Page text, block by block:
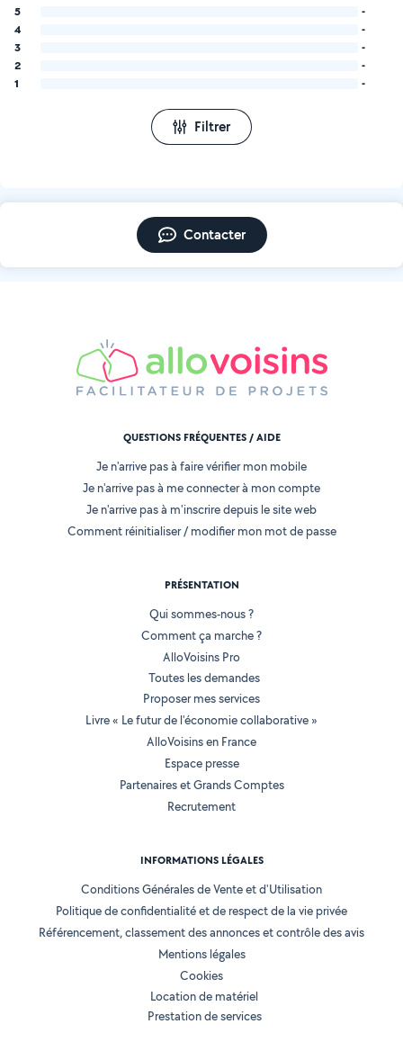
5
-
4
-
3
-
2
-
1
-
Filtrer
Contacter
QUESTIONS FRÉQUENTES / AIDE
Je n'arrive pas à faire vérifier mon mobile
Je n'arrive pas à me connecter à mon compte
Je n'arrive pas à m'inscrire depuis le site web
Comment réinitialiser / modifier mon mot de passe
PRÉSENTATION
Qui sommes-nous ?
Comment ça marche ?
AlloVoisins Pro
Toutes les demandes
Proposer mes services
Livre « Le futur de l'économie collaborative »
AlloVoisins en France
Espace presse
Partenaires et Grands Comptes
Recrutement
INFORMATIONS LÉGALES
Conditions Générales de Vente et d'Utilisation
Politique de confidentialité et de respect de la vie privée
Référencement, classement des annonces et contrôle des avis
Mentions légales
Cookies
Location de matériel
Prestation de services